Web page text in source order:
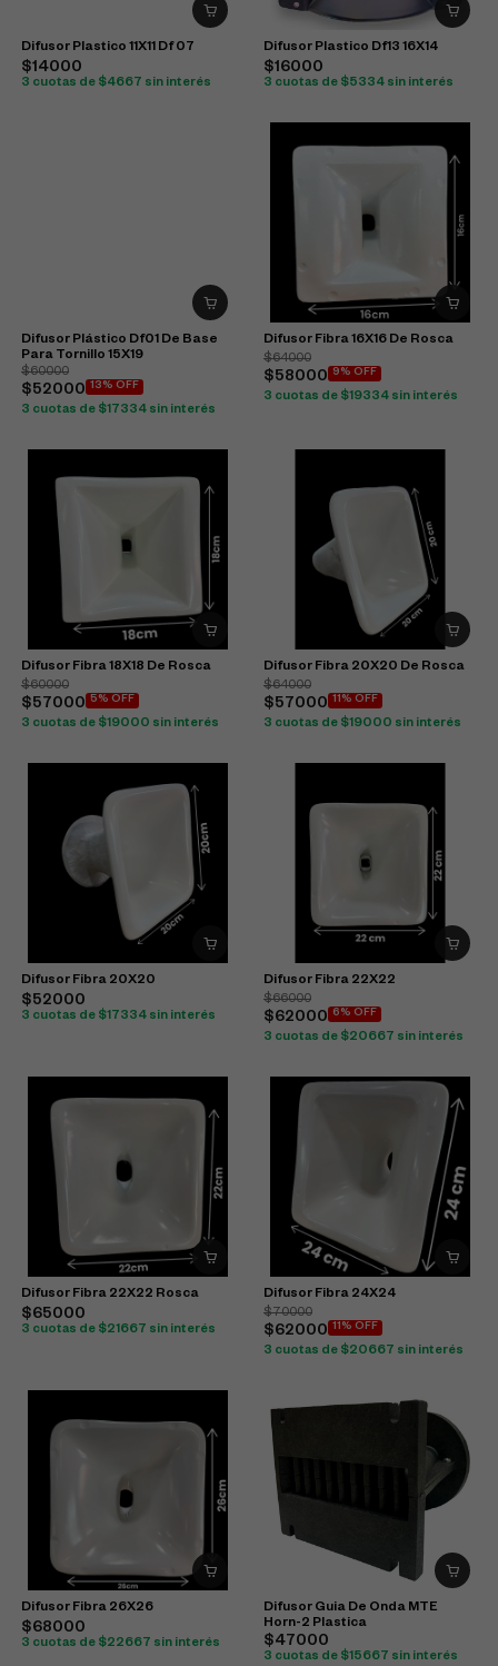
Difusor Plastico 11X11 Df 07
$14000
3 cuotas de $4667 sin interés
Difusor Plastico Df13 16X14
$16000
3 cuotas de $5334 sin interés
Difusor Plástico Df01 De Base
Para Tornillo 15X19
$60000
$52000 13% OFF
3 cuotas de $17334 sin interés
Difusor Fibra 16X16 De Rosca
$64000
$58000 9% OFF
3 cuotas de $19334 sin interés
Difusor Fibra 18X18 De Rosca
$60000
$57000 5% OFF
3 cuotas de $19000 sin interés
Difusor Fibra 20X20 De Rosca
$64000
$57000 11% OFF
3 cuotas de $19000 sin interés
Difusor Fibra 20X20
$52000
3 cuotas de $17334 sin interés
Difusor Fibra 22X22
$66000
$62000 6% OFF
3 cuotas de $20667 sin interés
Difusor Fibra 22X22 Rosca
$65000
3 cuotas de $21667 sin interés
Difusor Fibra 24X24
$70000
$62000 11% OFF
3 cuotas de $20667 sin interés
Difusor Fibra 26X26
$68000
3 cuotas de $22667 sin interés
Difusor Guia De Onda MTE
Horn-2 Plastica
$47000
3 cuotas de $15667 sin interés